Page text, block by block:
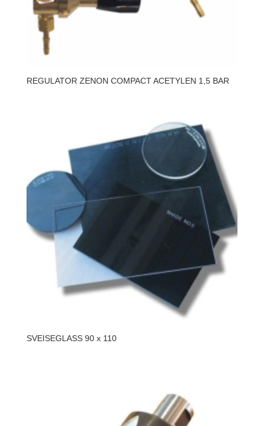
REGULATOR ZENON COMPACT ACETYLEN 1,5 BAR
SVEISEGLASS 90 x 110